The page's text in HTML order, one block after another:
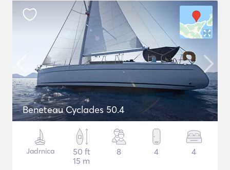
Beneteau Cyclades 50.4
Jadrnica
50 ft
15 m
8 4 4